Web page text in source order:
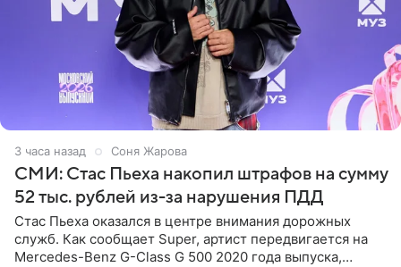
3 часа назад Соня Жарова
СМИ: Стас Пьеха накопил штрафов на сумму
52 тыс. рублей из-за нарушения ПДД
Стас Пьеха оказался в центре внимания дорожных
служб. Как сообщает Super, артист передвигается на
Mercedes-Benz G-Class G 500 2020 года выпуска,